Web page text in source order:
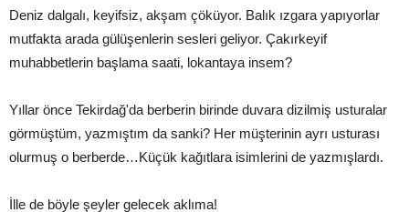
Deniz dalgalı, keyifsiz, akşam çöküyor. Balık ızgara yapıyorlar
mutfakta arada gülüşenlerin sesleri geliyor. Çakırkeyif
muhabbetlerin başlama saati, lokantaya insem?
Yıllar önce Tekirdağ'da berberin birinde duvara dizilmiş usturalar
görmüştüm, yazmıştım da sanki? Her müşterinin ayrı usturası
olurmuş o berberde…Küçük kağıtlara isimlerini de yazmışlardı.
İlle de böyle şeyler gelecek aklıma!